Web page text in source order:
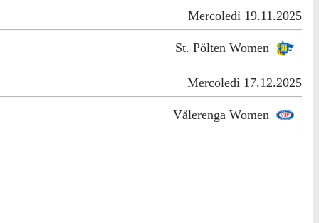
Mercoledì 19.11.2025
St. Pölten Women
Mercoledì 17.12.2025
Vålerenga Women